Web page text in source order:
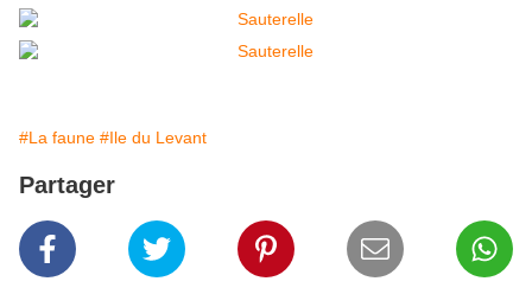
#La faune #Ile du Levant
Partager